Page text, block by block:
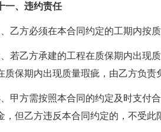
一、违约责任
方必须在本合同约定的工期内按质
乙方承建的工程在质保期内出现质
质保期内出现质量瑕疵，由乙方负责
方需按照本合同的约定及时支付合
，但乙方违反本合同约定的，不受此